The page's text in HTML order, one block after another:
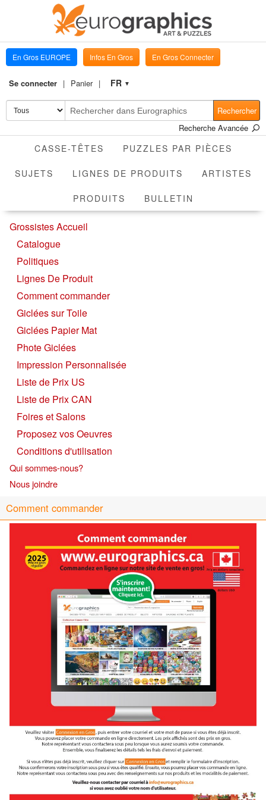
En Gros EUROPE Infos En Gros En Gros Connecter
Se connecter Panier FR ▼
Rechercher
Recherche Avancée
CASSE-TÊTES PUZZLES PAR PIÈCES
SUJETS LIGNES DE PRODUITS ARTISTES
PRODUITS BULLETIN
Grossistes Accueil
Catalogue
Politiques
Lignes De Produit
Comment commander
Giclées sur Toile
Giclées Papier Mat
Phote Giclées
Impression Personnalisée
Liste de Prix US
Liste de Prix CAN
Foires et Salons
Proposez vos Oeuvres
Conditions d'utilisation
Qui sommes-nous?
Nous joindre
Comment commander